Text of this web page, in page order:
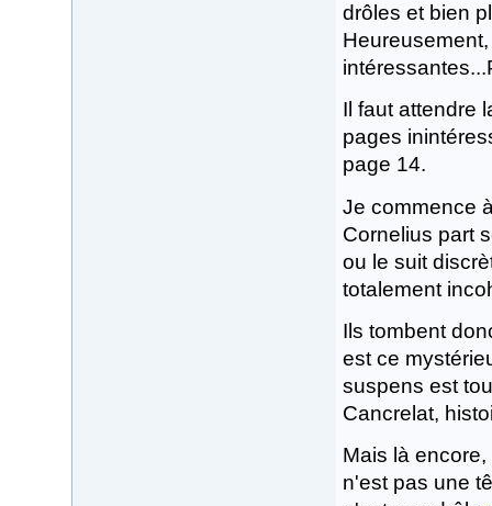
drôles et bien
Il faut attendre
pages
page 14.
Je commence
Cornelius part
ou le suit
totalement
Ils tombent
est ce
suspens est
Cancrelat,
Mais là
n'est pas une